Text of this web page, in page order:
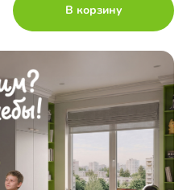
В корзину